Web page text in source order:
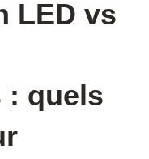
LED vs
: quels